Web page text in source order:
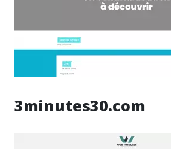
3minutes30.com